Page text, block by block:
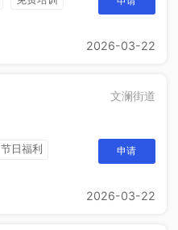
2026-03-22
文澜街道
节日福利
申请
2026-03-22